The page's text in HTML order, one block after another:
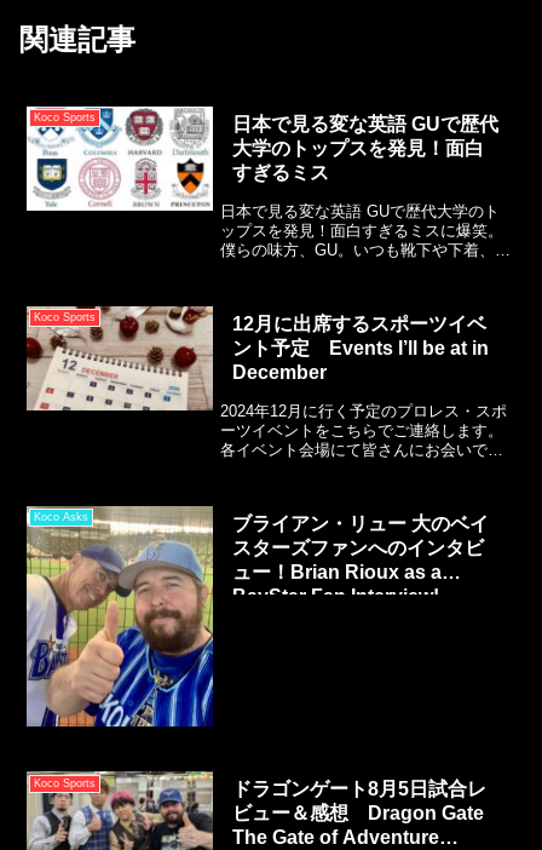
関連記事
Koco Sports
日本で見る変な英語 GUで歴代
大学のトップスを発見！面白
すぎるミス
日本で見る変な英語 GUで歴代大学のト
ップスを発見！面白すぎるミスに爆笑。
僕らの味方、GU。いつも靴下や下着、部
ないけど、日本に住んでいて知っておく
と便利なオールラウンド系ブランド。
「プチプラ」（プチプライスの略）ブラ
ンドとして大人気で、おしゃれなスタイ
れになります。
Koco Sports
12月に出席するスポーツイベ
ント予定 Events I’ll be at in
December
2024年12月に行く予定のプロレス・スポ
ーツイベントをこちらでご連絡します。
各イベント会場にて皆さんにお会いでき
a high five.出席スケジュールはスケジュ
ールは随時更新します！
Koco Asks
ブライアン・リュー 大のベイ
スターズファンへのインタビ
ュー！Brian Rioux as a
BayStar Fan Interview!
Koco Sports
ドラゴンゲート8月5日試合レ
ビュー＆感想 Dragon Gate
The Gate of Adventure